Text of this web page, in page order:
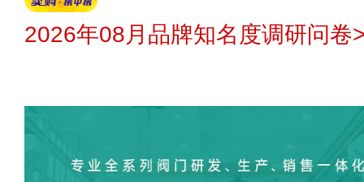
2026年08月品牌知名度调研问卷